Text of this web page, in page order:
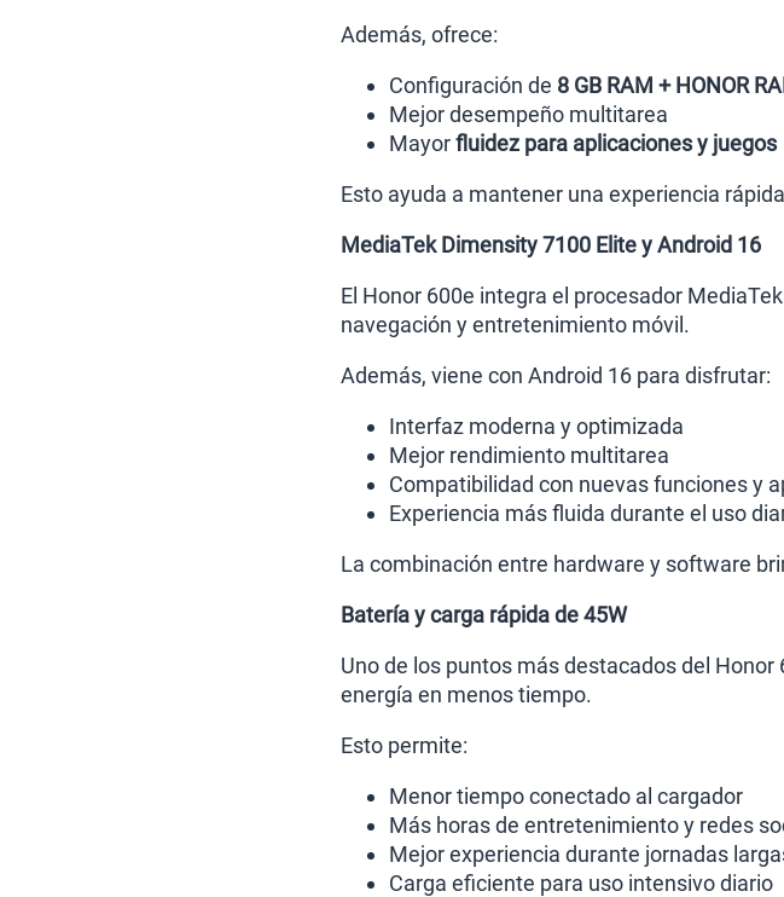
Además, ofrece:
Configuración de 8 GB RAM + HONOR
Mejor desempeño multitarea
Mayorfluidez para aplicaciones y juegos
Esto ayuda a mantener una experiencia
MediaTek Dimensity 7100 Elite y Android 16
El Honor 600e integra el procesador
navegación y entretenimiento móvil.
Además, viene con Android 16 para disfrutar:
Interfaz moderna y optimizada
Mejor rendimiento multitarea
Compatibilidad con nuevas funciones y
Experiencia más fluida durante el uso
La combinación entre hardware y software
Batería y carga rápida de 45W
Uno de los puntos más destacados del
energía en menos tiempo.
Esto permite:
Menor tiempo conectado al cargador
Más horas de entretenimiento y redes
Mejor experiencia durante jornadas
Carga eficiente para uso intensivo diario